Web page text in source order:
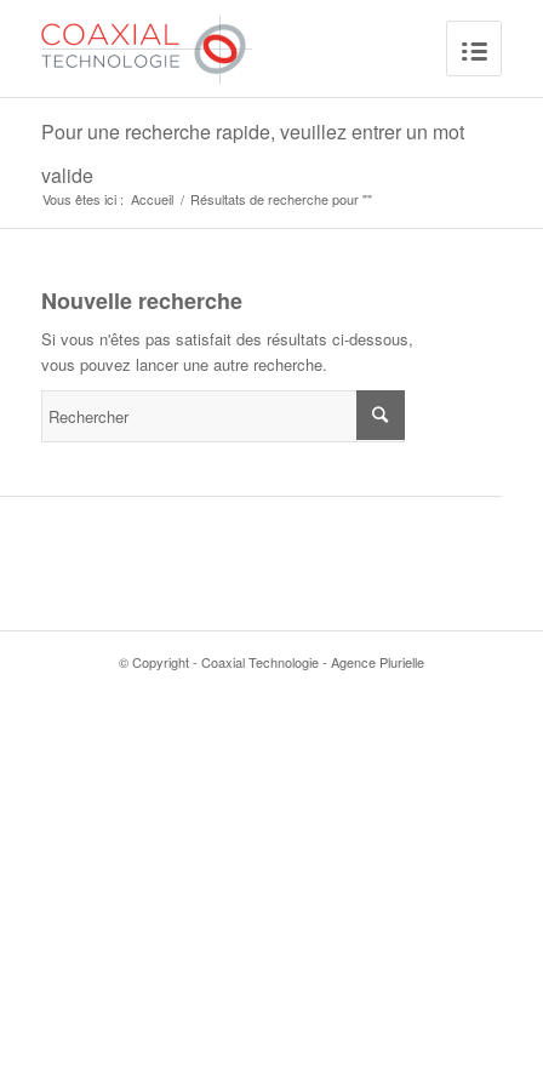
Pour une recherche rapide, veuillez entrer un mot
valide
Vous êtes ici : Accueil / Résultats de recherche pour ""
Nouvelle recherche
Si vous n'êtes pas satisfait des résultats ci-dessous,
vous pouvez lancer une autre recherche.
© Copyright - Coaxial Technologie - Agence Plurielle